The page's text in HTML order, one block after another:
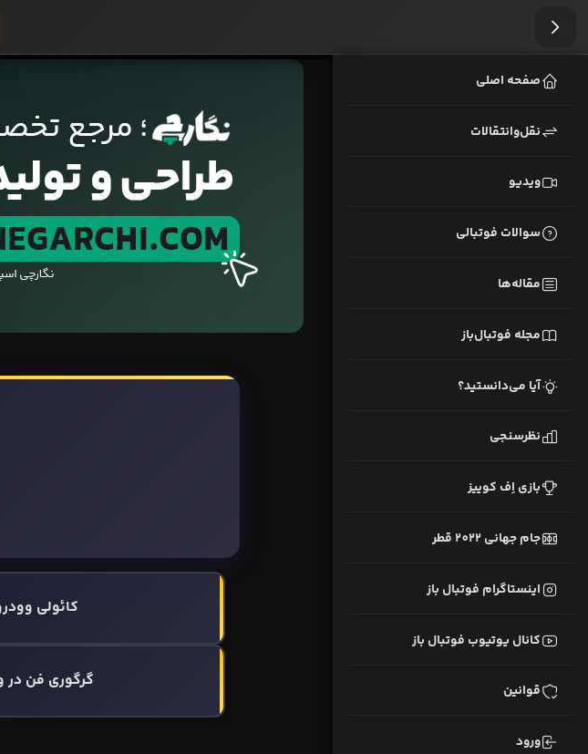
صفحه اصلی
نقل‌وانتقالات
ویدیو
سوالات فوتبالی
مقاله‌ها
مجله فوتبال‌باز
آیا می‌دانستید؟
نظرسنجی
بازی اِف کوییز
جام جهانی 2022 قطر
اینستاگرام فوتبال باز
کانال یوتیوب فوتبال باز
قوانین
ورود
کائولی
گرگوری فن در